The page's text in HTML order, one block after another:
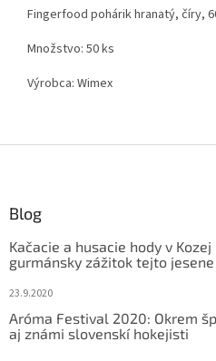
Fingerfood pohárik hranatý, číry,
Množstvo: 50 ks
Výrobca: Wimex
Blog
Kačacie a husacie hody v
gurmánsky zážitok tejto jesene
23.9.2020
Aróma Festival 2020: Okrem
aj známi slovenskí hokejisti